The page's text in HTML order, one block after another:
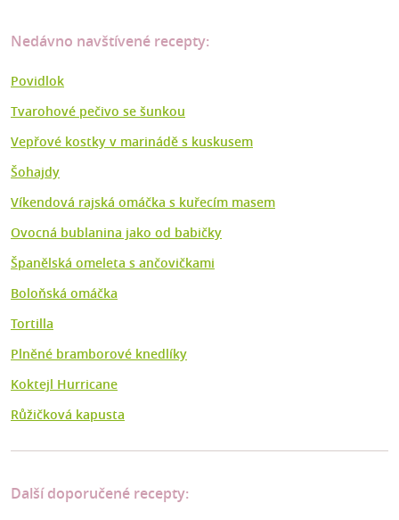
Nedávno navštívené recepty:
Povidlok
Tvarohové pečivo se šunkou
Vepřové kostky v marinádě s kuskusem
Šohajdy
Víkendová rajská omáčka s kuřecím masem
Ovocná bublanina jako od babičky
Španělská omeleta s ančovičkami
Boloňská omáčka
Tortilla
Plněné bramborové knedlíky
Koktejl Hurricane
Růžičková kapusta
Další doporučené recepty: